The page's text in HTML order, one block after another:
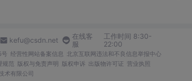
kefu@csdn.net
在线客
服
工作时间 8:30-
22:00
经营性网站备案信息 北京互联网违法和不良信息举报中心
规范 版权与免责声明 版权申诉 出版物许可证 营业执照
术有限公司